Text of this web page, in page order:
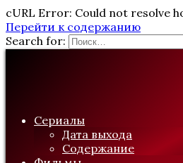
cURL Error: Could not resolve
Перейти к содержанию
Search for:
Сериалы
Дата выхода
Содержание